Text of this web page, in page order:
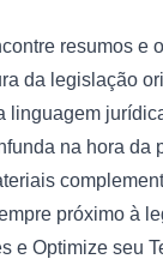
resumos e
da legislação
linguagem
na hora da
próximo à
e Optimize seu